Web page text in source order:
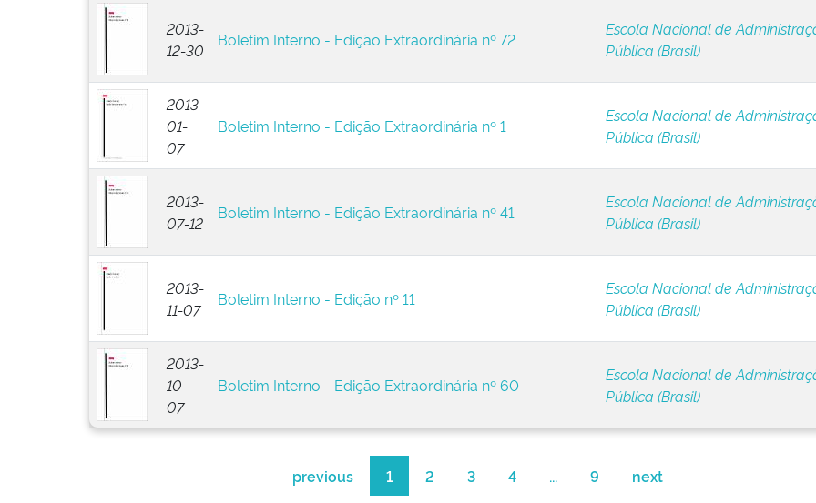
2013-
12-30
Boletim Interno - Edição Extraordinária nº 72
Escola Nacional de
Pública (Brasil)
2013-
01-
07
Boletim Interno - Edição Extraordinária nº 1
Escola Nacional de
Pública (Brasil)
2013-
07-12
Boletim Interno - Edição Extraordinária nº 41
Escola Nacional de
Pública (Brasil)
2013-
11-07
Boletim Interno - Edição nº 11
Escola Nacional de
Pública (Brasil)
2013-
10-
07
Boletim Interno - Edição Extraordinária nº 60
Escola Nacional de
Pública (Brasil)
previous 1 2 3 4 ... 9 next